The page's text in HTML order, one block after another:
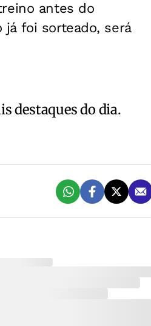
antes do
foi sorteado, será
destaques do dia.